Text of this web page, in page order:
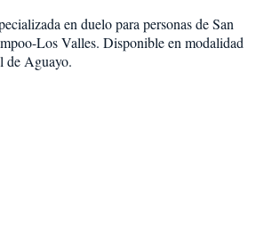
en duelopara personas deSan
Los Valles. Disponible en modalidad
de Aguayo.